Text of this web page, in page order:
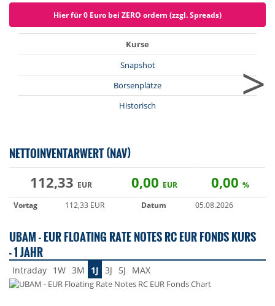
Hier für 0 Euro bei ZERO ordern (zzgl. Spreads)
Kurse
Snapshot
Börsenplätze
Historisch
>
NETTOINVENTARWERT (NAV)
112,33 EUR 0,00 EUR 0,00 %
Vortag
112,33 EUR Datum 05.08.2026
UBAM - EUR FLOATING RATE NOTES RC EUR FONDS KURS
- 1 JAHR
Intraday 1W 3M 1J 3J 5J MAX